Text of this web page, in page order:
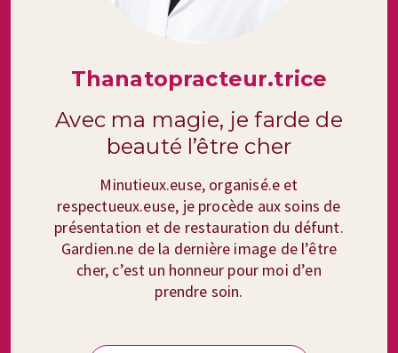
Thanatopracteur.trice
Avec ma magie, je farde de
beauté l’être cher
Minutieux.euse, organisé.e et
respectueux.euse, je procède aux soins de
présentation et de restauration du défunt.
Gardien.ne de la dernière image de l’être
cher, c’est un honneur pour moi d’en
prendre soin.